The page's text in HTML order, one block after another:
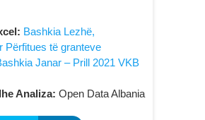
Bashkia Lezhë,
Përfitues të granteve
Janar – Prill 2021 VKB
Analiza: Open Data Albania